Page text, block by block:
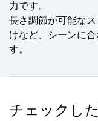
力です。
長さ調節が可能な
けなど、シーンに
す。
チェックし